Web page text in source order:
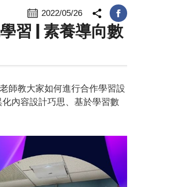
2022/05/26
習 | 素養導向數
師教大家如何進行合作學習設
內容設計巧思、基於學習數